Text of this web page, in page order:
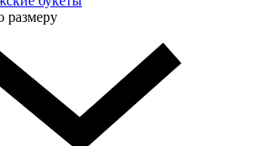
размеру